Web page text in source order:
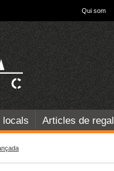
Qui som
locals Articles de regal